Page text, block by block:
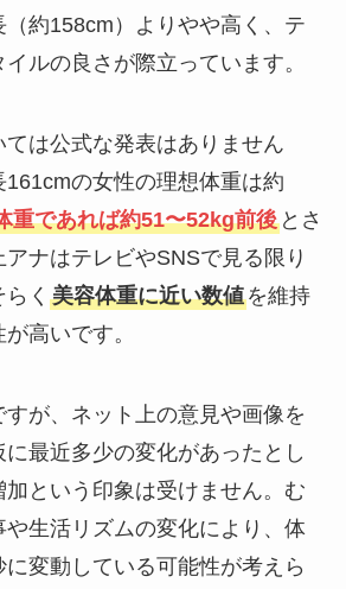
約158cm）よりやや高く、テ
ルの良さが際立っています。
は公式な発表はありません
の女性の理想体重は約
重であれば約51〜52kg前後とさ
ナはテレビやSNSで見る限り
く 美容体重に近い数値を維持
高いです。
が、ネット上の意見や画像を
に最近多少の変化があったとし
という印象は受けません。む
や生活リズムの変化により、体
変動している可能性が考えら